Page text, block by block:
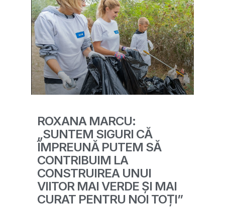
ROXANA MARCU:
„SUNTEM SIGURI CĂ
ÎMPREUNĂ PUTEM SĂ
CONTRIBUIM LA
CONSTRUIREA UNUI
VIITOR MAI VERDE ȘI MAI
CURAT PENTRU NOI TOȚI”